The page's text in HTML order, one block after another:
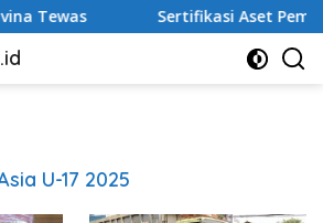
Sertifikasi Aset Pemkab
U-17 2025